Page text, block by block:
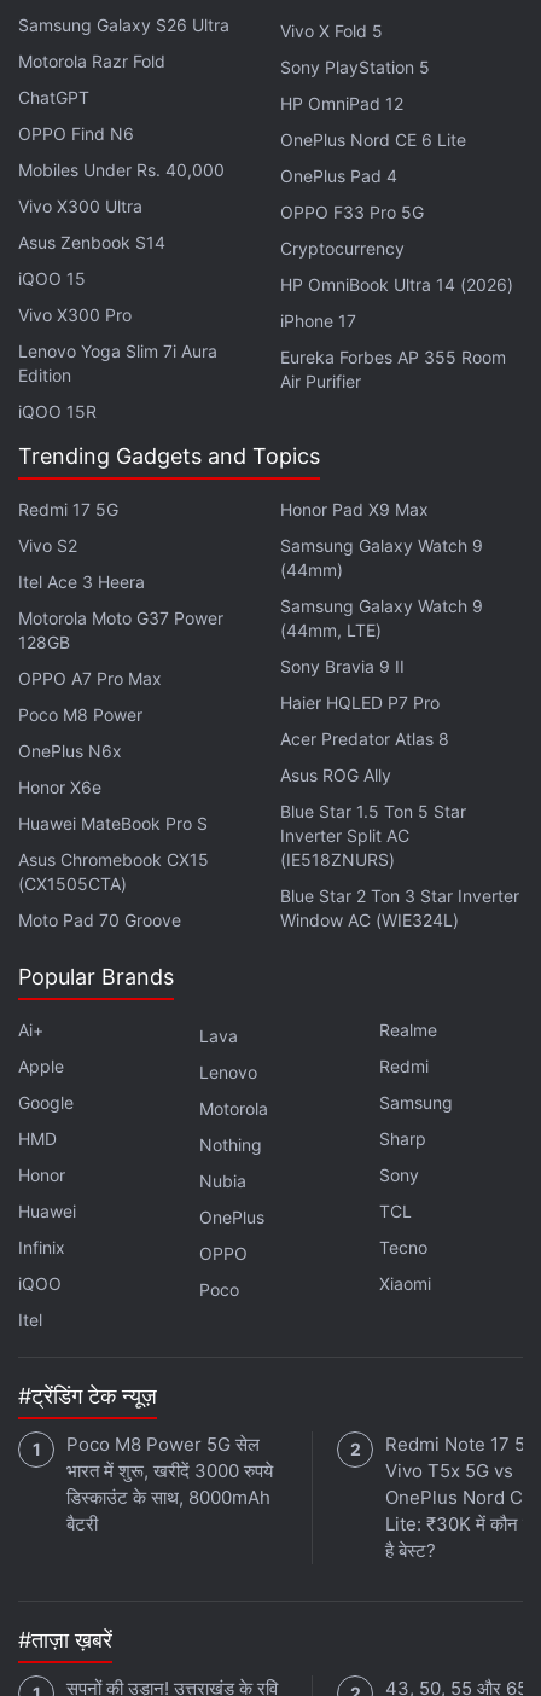
लेटेस्ट टेक न्यूज़,स्मार्टफोन रिव्यू और लोकप्रियमोबाइलपर मिलने वाले
एक्सक्लूसिव ऑफर के लिए गैजेट्स 360एंड्रॉयडऐप डाउनलोड करें और
हमेंगूगल समाचार
ये भी पढ़े: Kia Seltos Diesel MT, Kia Seltos Diesel variant
Samsung Galaxy S26 Ultra
Motorola Razr Fold
ChatGPT
OPPO Find N6
Mobiles Under Rs. 40,000
Vivo X300 Ultra
Asus Zenbook S14
iQOO 15
Vivo X300 Pro
Lenovo Yoga Slim 7i Aura
Edition
iQOO 15R
Vivo X Fold 5
Sony PlayStation 5
HP OmniPad 12
OnePlus Nord CE 6 Lite
OnePlus Pad 4
OPPO F33 Pro 5G
Cryptocurrency
HP OmniBook Ultra 14 (2026)
iPhone 17
Eureka Forbes AP 355 Room
Air Purifier
Trending Gadgets and Topics
Redmi 17 5G
Vivo S2
Itel Ace 3 Heera
Motorola Moto G37 Power
128GB
OPPO A7 Pro Max
Poco M8 Power
OnePlus N6x
Honor X6e
Huawei MateBook Pro S
Asus Chromebook CX15
(CX1505CTA)
Moto Pad 70 Groove
Honor Pad X9 Max
Samsung Galaxy Watch 9
(44mm)
Samsung Galaxy Watch 9
(44mm, LTE)
Sony Bravia 9 II
Haier HQLED P7 Pro
Acer Predator Atlas 8
Asus ROG Ally
Blue Star 1.5 Ton 5 Star
Inverter Split AC
(IE518ZNURS)
Blue Star 2 Ton 3 Star Inverter
Window AC (WIE324L)
Popular Brands
Ai+
Apple
Google
HMD
Honor
Huawei
Infinix
iQOO
Itel
Lava
Lenovo
Motorola
Nothing
Nubia
OnePlus
OPPO
Poco
Realme
Redmi
Samsung
Sharp
Sony
TCL
Tecno
Xiaomi
#ट्रेंडिंग टेक न्यूज़
Poco M8 Power 5G सेल
भारत में शुरू, खरीदें 3000 रुपये
डिस्काउंट के साथ, 8000mAh
बैटरी
Redmi Note 17
Vivo T5x 5G vs
OnePlus Nord
Lite: ₹30K में कौन
है बेस्ट?
#ताज़ा ख़बरें
सपनों की उड़ान! उत्तराखंड के रवि
43, 50, 55 और 65